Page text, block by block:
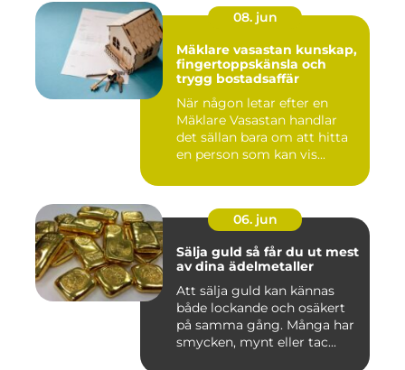
08. jun
Mäklare vasastan kunskap,
fingertoppskänsla och
trygg bostadsaffär
När någon letar efter en
Mäklare Vasastan handlar
det sällan bara om att hitta
en person som kan vis...
06. jun
Sälja guld så får du ut mest
av dina ädelmetaller
Att sälja guld kan kännas
både lockande och osäkert
på samma gång. Många har
smycken, mynt eller tac...